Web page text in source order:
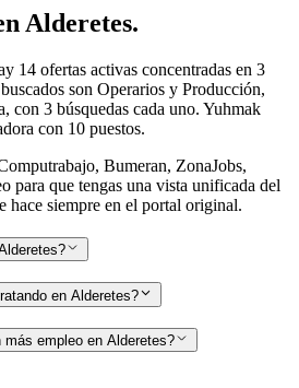
Alderetes.
14 ofertas activas concentradas en 3
son Operarios y Producción,
con 3 búsquedas cada uno. Yuhmak
con 10 puestos.
Bumeran, ZonaJobs,
para que tengas una vista unificada del
hace siempre en el portal original.
en Alderetes?
empleo en Alderetes?